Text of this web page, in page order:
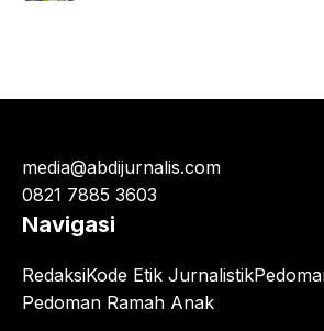
media@abdijurnalis.com
0821 7885 3603
Navigasi
RedaksiKode Etik Jurnalistik
Pedoman Ramah Anak